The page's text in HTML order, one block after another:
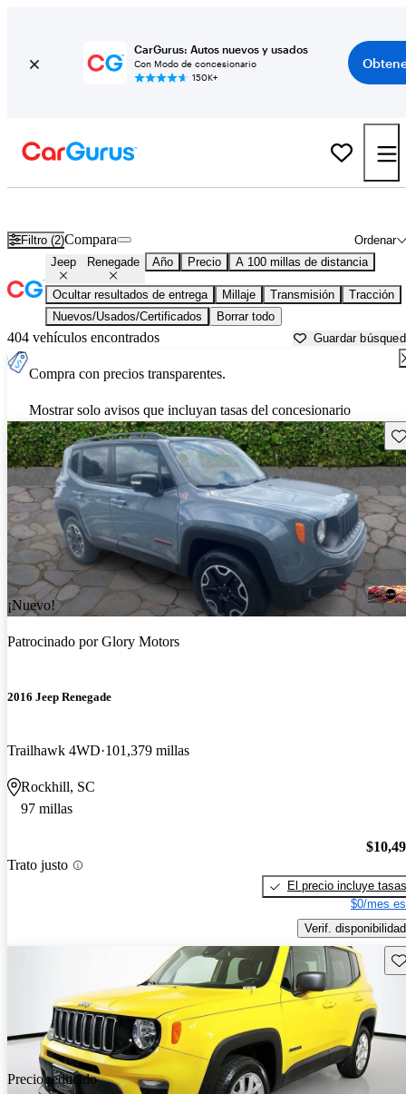
CarGurus: Autos nuevos y usados
Con Modo de concesionario
150K+
Filtro (2) Ordenar
Compara
Jeep Renegade Año Precio A 100 millas de distancia
Ocultar resultados de entrega Millaje Transmisión
Tracción
Nuevos/Usados/Certificados
Borrar todo
404 vehículos encontrados Guardar
Compra con precios transparentes.
Mostrar solo avisos que incluyan tasas del concesionario
¡Nuevo!
Patrocinado porGlory Motors
2016 Jeep Renegade
Trailhawk 4WD 101,379 millas
Rockhill, SC
97 millas
Trato justo
El precio incluye tasas
$0/mes
Verif. disponibilidad
Precio reducido